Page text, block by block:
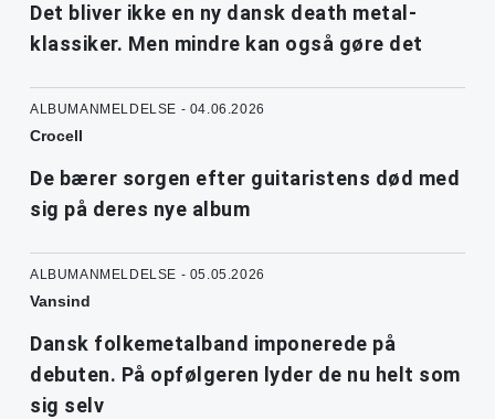
Det bliver ikke en ny dansk death metal-
klassiker. Men mindre kan også gøre det
ALBUMANMELDELSE - 04.06.2026
Crocell
De bærer sorgen efter guitaristens død med
sig på deres nye album
ALBUMANMELDELSE - 05.05.2026
Vansind
Dansk folkemetalband imponerede på
debuten. På opfølgeren lyder de nu helt som
sig selv